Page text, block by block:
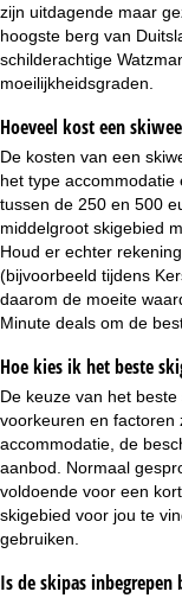
zijn uitdagende maar
hoogste berg van
schilderachtige
moeilijkheidsgraden.
Hoeveel kost een
De kosten van een
het type
tussen de 250 en 500
middelgroot skigebied
Houd er echter
(bijvoorbeeld tijdens
daarom de moeite
Minute deals om de
Hoe kies ik het beste
De keuze van het
voorkeuren en factoren
accommodatie, de
aanbod. Normaal
voldoende voor een
skigebied voor jou te
gebruiken.
Is de skipas